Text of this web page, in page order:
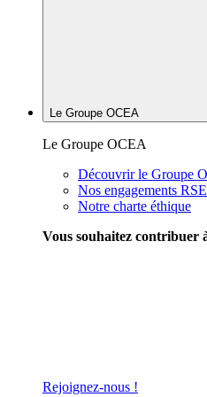
Le Groupe OCEA
Le Groupe OCEA
Découvrir le Groupe
Nos engagements RSE
Notre charte éthique
Vous souhaitez contribuer
Rejoignez-nous !